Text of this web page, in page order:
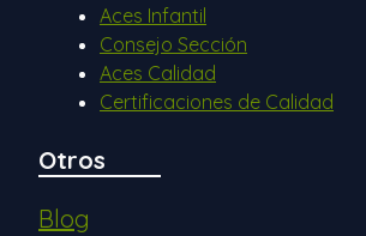
Aces Infantil
Consejo Sección
Aces Calidad
Certificaciones de Calidad
Otros
Blog